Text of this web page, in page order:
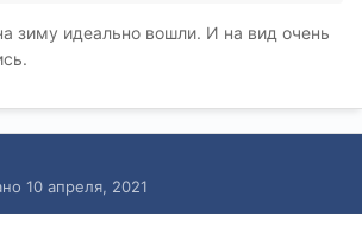
зиму идеально вошли. И на вид очень
10 апреля, 2021